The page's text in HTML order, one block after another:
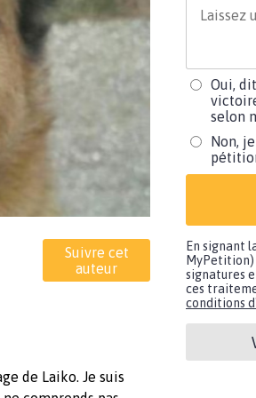
Suivre cet
auteur
de Laiko. Je suis
Oui,
selon
Non,
En signant
MyPetition)
signatures
ces
conditions